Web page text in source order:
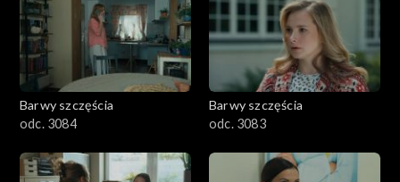
Barwy szczęścia
odc. 3084
Barwy szczęścia
odc. 3083